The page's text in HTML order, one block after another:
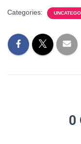
Categories:
0